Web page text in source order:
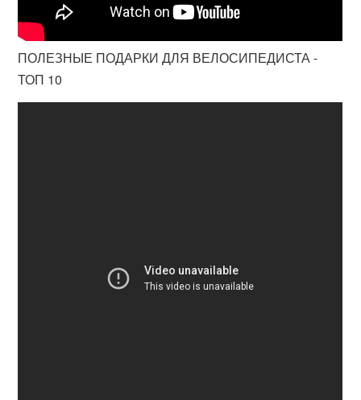
ПОЛЕЗНЫЕ ПОДАРКИ ДЛЯ ВЕЛОСИПЕДИСТА -
ТОП 10